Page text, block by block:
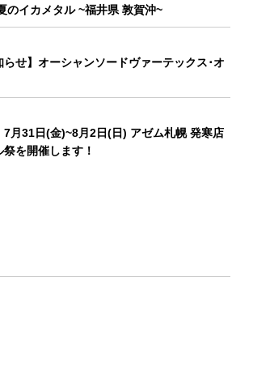
のイカメタル ~福井県 敦賀沖~
らせ】オーシャンソードヴァーテックス･オ
7月31日(金)~8月2日(日) アゼム札幌 発寒店
を開催します！